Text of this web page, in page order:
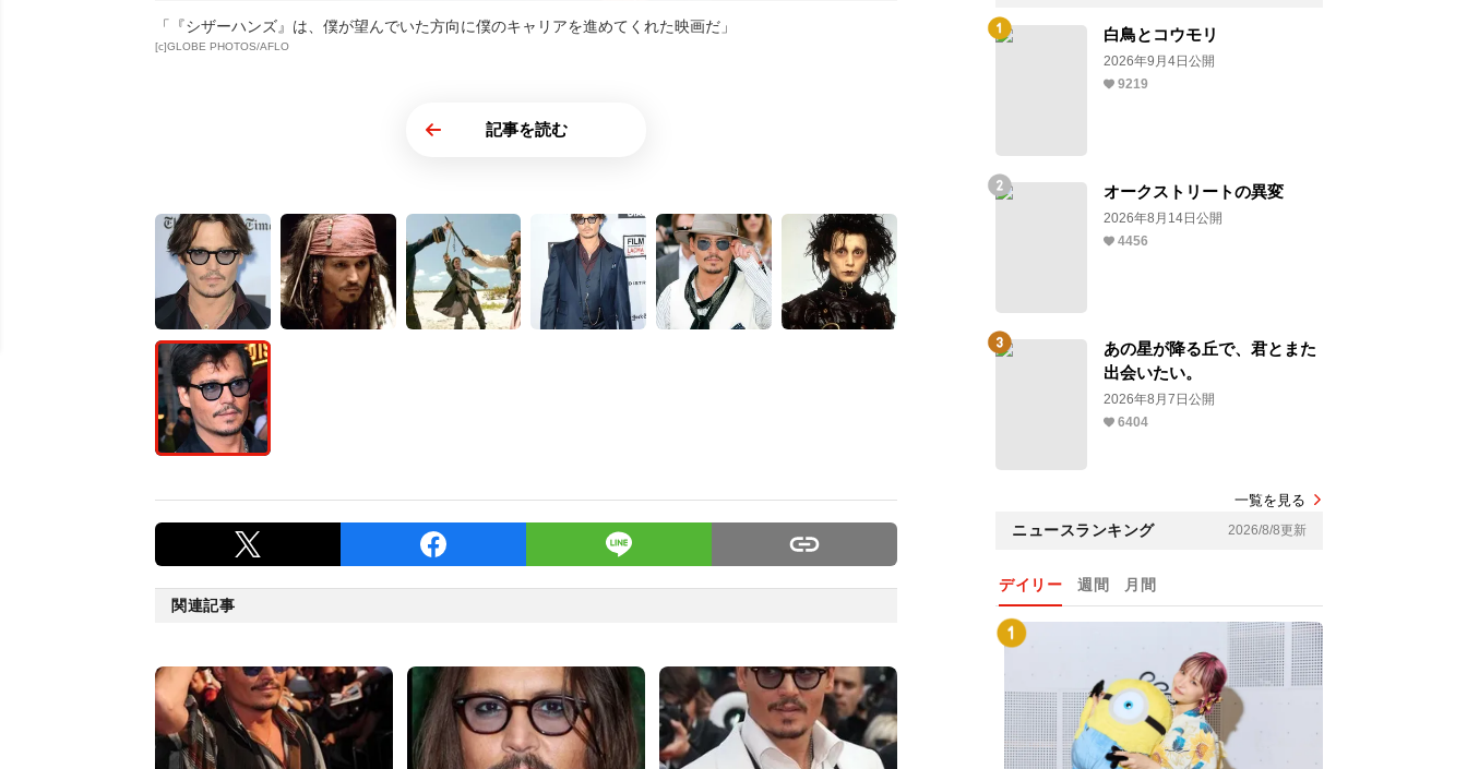
「『シザーハンズ』は、僕が望んでいた方向に僕のキャリアを進めてくれた映画だ」
[c]GLOBE PHOTOS/AFLO
記事を読む
関連記事
白鳥とコウモリ
2026年9月4日公開
9219
オークストリートの異変
2026年8月14日公開
4456
あの星が降る丘で、君とまた
出会いたい。
2026年8月7日公開
6404
一覧を見る
ニュースランキング 2026/8/8更新
デイリー 週間 月間